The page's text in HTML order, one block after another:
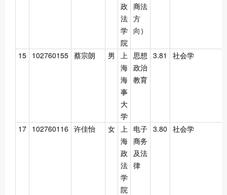
政
法
学
院
商法
方
向）
15 102760155 蔡宗朗 男
上
海
海
事
大
学
思想
政治
教育
3.81 社会学
17 102760116 许佳怡 女
上
海
政
法
学
院
电子
商务
及法
律
3.80 社会学